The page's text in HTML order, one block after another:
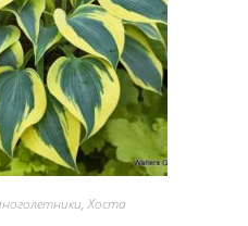
,Хоста